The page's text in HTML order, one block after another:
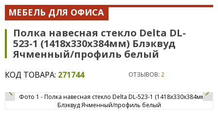
МЕБЕЛЬ ДЛЯ ОФИСА
Полка навесная стекло Delta DL-
523-1 (1418х330х384мм) Блэквуд
Ячменный/профиль белый
КОД ТОВАРА: 271744 ОТЗЫВОВ: 2